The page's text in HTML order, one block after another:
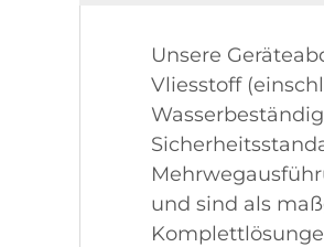
Unsere
Vliesstoff
und sind als